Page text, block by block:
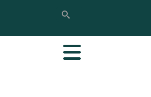
Rechercher
Rechercher